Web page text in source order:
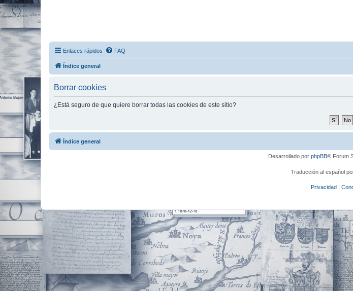
Enlaces rápidos FAQ
Índice general
Borrar cookies
¿Está seguro de que quiere borrar todas las cookies de este sitio?
Índice general
Desarrollado por phpBB® Forum
Traducción al español
Privacidad |